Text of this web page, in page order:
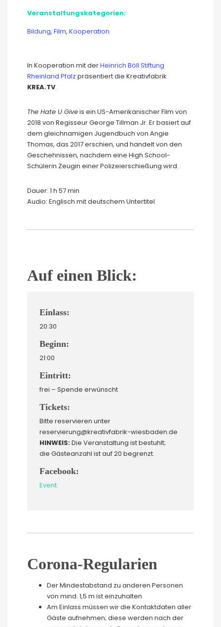
Veranstaltungskategorien:
Bildung, Film, Kooperation
In Kooperation mit derHeinrich Böll Stiftung
Rheinland Pfalz präsentiert die Kreativfabrik
KREA.TV.
The Hate U Giveis ein US-Amerikanischer Film von
2018 von Regisseur George Tillman Jr. Er basiert auf
dem gleichnamigen Jugendbuch von Angie
Thomas, das 2017 erschien, und handelt von den
Geschehnissen, nachdem eine High School-
Schülerin Zeugin einer Polizeierschießung wird.
Dauer: 1 h 57 min
Audio: Englisch mit deutschem Untertitel
Auf einen Blick:
Einlass:
20:30
Beginn:
21:00
Eintritt:
frei – Spende erwünscht
Tickets:
Bitte reservieren unter
reservierung@kreativfabrik-wiesbaden.de
HINWEIS:Die Veranstaltung ist bestuhlt;
die Gästeanzahl ist auf 20 begrenzt.
Facebook:
Event
Corona-Regularien
Der Mindestabstand zu anderen Personen
von mind. 1,5 m ist einzuhalten
Am Einlass müssen wir die Kontaktdaten aller
Gäste aufnehmen; diese werden nach der